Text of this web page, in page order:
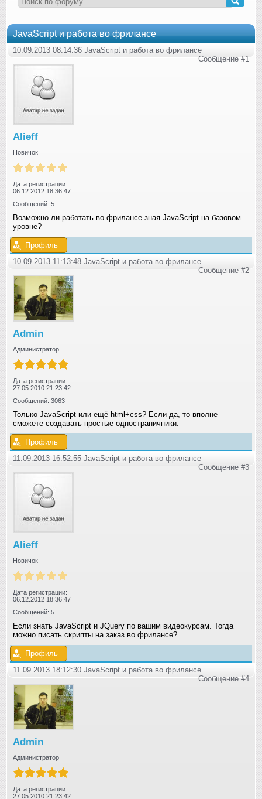
JavaScript и работа во фрилансе
10.09.2013 08:14:36 JavaScript и работа во фрилансе
Сообщение #1
Alieff
Новичок
Дата регистрации:
06.12.2012 18:36:47
Сообщений: 5
Возможно ли работать во фрилансе зная JavaScript на базовом
уровне?
Профиль
10.09.2013 11:13:48 JavaScript и работа во фрилансе
Сообщение #2
Admin
Администратор
Дата регистрации:
27.05.2010 21:23:42
Сообщений: 3063
Только JavaScript или ещё html+css? Если да, то вполне
сможете создавать простые одностраничники.
Профиль
11.09.2013 16:52:55 JavaScript и работа во фрилансе
Сообщение #3
Alieff
Новичок
Дата регистрации:
06.12.2012 18:36:47
Сообщений: 5
Если знать JavaScript и JQuery по вашим видеокурсам. Тогда
можно писать скрипты на заказ во фрилансе?
Профиль
11.09.2013 18:12:30 JavaScript и работа во фрилансе
Сообщение #4
Admin
Администратор
Дата регистрации:
27.05.2010 21:23:42